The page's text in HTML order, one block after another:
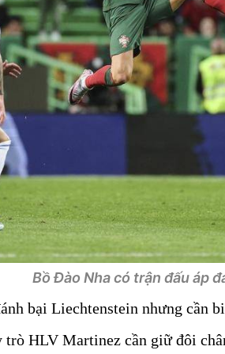
Bồ Đào Nha có trận đấu áp
bại Liechtenstein nhưng cần
HLV Martinez cần giữ đôi